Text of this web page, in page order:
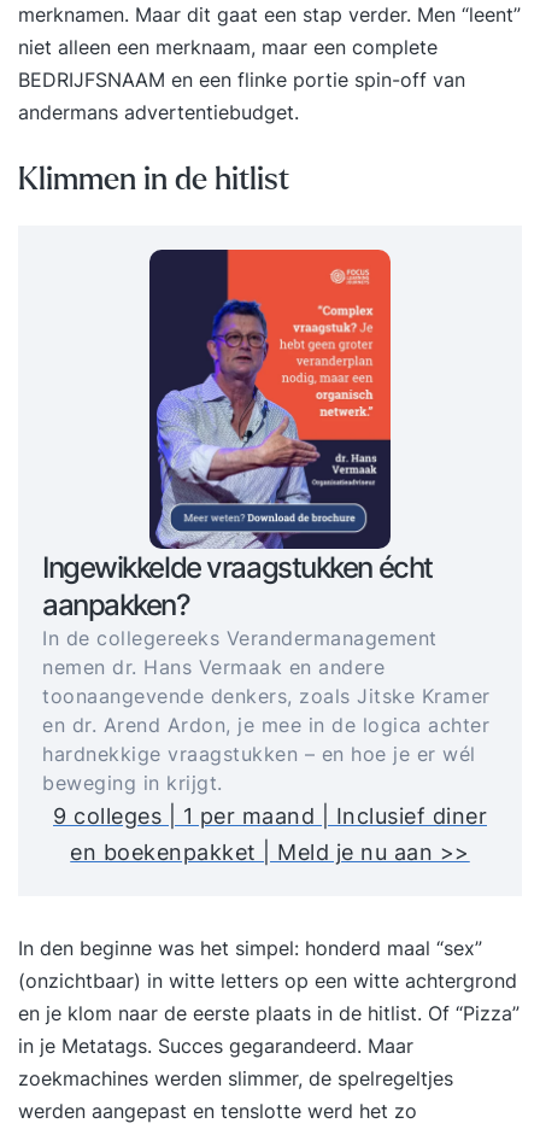
merknamen. Maar dit gaat een stap verder. Men “leent”
niet alleen een merknaam, maar een complete
BEDRIJFSNAAM en een flinke portie spin-off van
andermans advertentiebudget.
Klimmen in de hitlist
Ingewikkelde vraagstukken écht
aanpakken?
In de collegereeks Verandermanagement
nemen dr. Hans Vermaak en andere
toonaangevende denkers, zoals Jitske Kramer
en dr. Arend Ardon, je mee in de logica achter
hardnekkige vraagstukken – en hoe je er wél
beweging in krijgt.
9 colleges | 1 per maand | Inclusief diner
en boekenpakket | Meld je nu aan >>
In den beginne was het simpel: honderd maal “sex”
(onzichtbaar) in witte letters op een witte achtergrond
en je klom naar de eerste plaats in de hitlist. Of “Pizza”
in je Metatags. Succes gegarandeerd. Maar
zoekmachines werden slimmer, de spelregeltjes
werden aangepast en tenslotte werd het zo